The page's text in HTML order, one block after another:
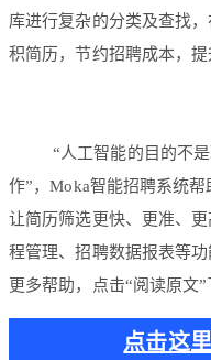
库进行复杂的分类及查找
积简历，节约招聘成本，提
“人工智能的目的不
作”，Moka智能招聘系统帮
让简历筛选更快、更准、
程管理、招聘数据报表等
更多帮助，点击“阅读原文”
点击这